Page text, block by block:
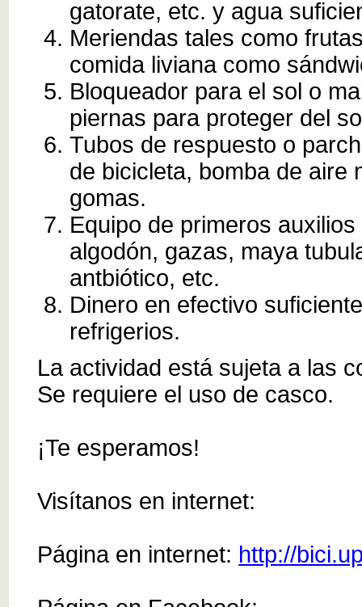
gatorate, etc. y agua
Meriendas tales como
comida liviana como
Bloqueador para el sol o
piernas para proteger del
Tubos de respuesto o
de bicicleta, bomba de aire
gomas.
Equipo de primeros
algodón, gazas, maya
antbiótico, etc.
Dinero en efectivo
refrigerios.
La actividad está sujeta a las
Se requiere el uso de casco.
¡Te esperamos!
Visítanos en internet:
Página en internet: http://